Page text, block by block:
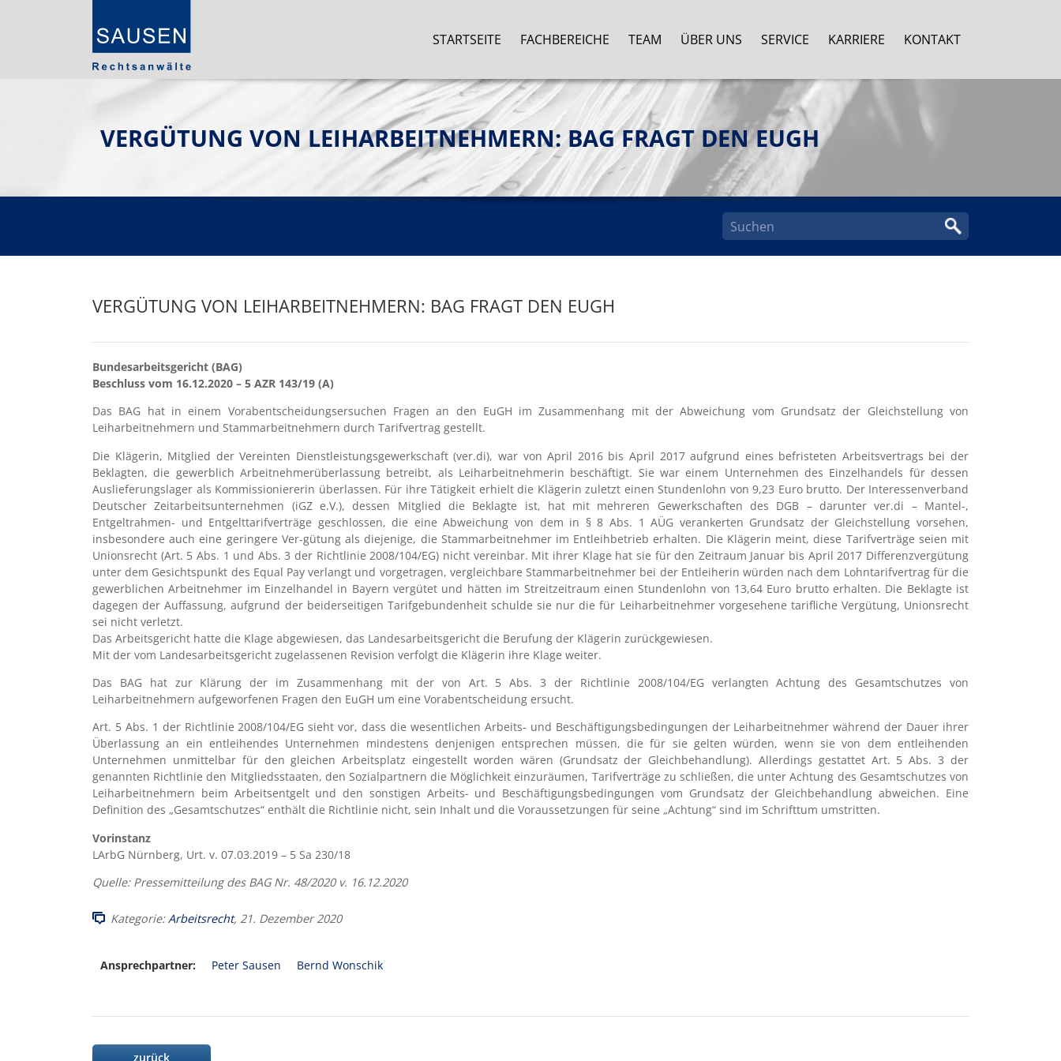
STARTSEITE FACHBEREICHE TEAM ÜBER UNS SERVICE KARRIERE KONTAKT
VERGÜTUNG VON LEIHARBEITNEHMERN: BAG FRAGT DEN EUGH
VERGÜTUNG VON LEIHARBEITNEHMERN: BAG FRAGT DEN EUGH
Bundesarbeitsgericht (BAG)
Beschluss vom 16.12.2020 – 5 AZR 143/19 (A)
Das BAG hat in einem Vorabentscheidungsersuchen Fragen an den EuGH im Zusammenhang mit der Abweichung vom Grundsatz der Gleichstellung von
Leiharbeitnehmern und Stammarbeitnehmern durch Tarifvertrag gestellt.
Die Klägerin, Mitglied der Vereinten Dienstleistungsgewerkschaft (ver.di), war von April 2016 bis April 2017 aufgrund eines befristeten Arbeitsvertrags bei der
Beklagten, die gewerblich Arbeitnehmerüberlassung betreibt, als Leiharbeitnehmerin beschäftigt. Sie war einem Unternehmen des Einzelhandels für dessen
Auslieferungslager als Kommissioniererin überlassen. Für ihre Tätigkeit erhielt die Klägerin zuletzt einen Stundenlohn von 9,23 Euro brutto. Der Interessenverband
Deutscher Zeitarbeitsunternehmen (iGZ e.V.), dessen Mitglied die Beklagte ist, hat mit mehreren Gewerkschaften des DGB – darunter ver.di – Mantel-,
Entgeltrahmen- und Entgelttarifverträge geschlossen, die eine Abweichung von dem in § 8 Abs. 1 AÜG verankerten Grundsatz der Gleichstellung vorsehen,
insbesondere auch eine geringere Ver-gütung als diejenige, die Stammarbeitnehmer im Entleihbetrieb erhalten. Die Klägerin meint, diese Tarifverträge seien mit
Unionsrecht (Art. 5 Abs. 1 und Abs. 3 der Richtlinie 2008/104/EG) nicht vereinbar. Mit ihrer Klage hat sie für den Zeitraum Januar bis April 2017 Differenzvergütung
unter dem Gesichtspunkt des Equal Pay verlangt und vorgetragen, vergleichbare Stammarbeitnehmer bei der Entleiherin würden nach dem Lohntarifvertrag für die
gewerblichen Arbeitnehmer im Einzelhandel in Bayern vergütet und hätten im Streitzeitraum einen Stundenlohn von 13,64 Euro brutto erhalten. Die Beklagte ist
dagegen der Auffassung, aufgrund der beiderseitigen Tarifgebundenheit schulde sie nur die für Leiharbeitnehmer vorgesehene tarifliche Vergütung, Unionsrecht
sei nicht verletzt.
Das Arbeitsgericht hatte die Klage abgewiesen, das Landesarbeitsgericht die Berufung der Klägerin zurückgewiesen.
Mit der vom Landesarbeitsgericht zugelassenen Revision verfolgt die Klägerin ihre Klage weiter.
Das BAG hat zur Klärung der im Zusammenhang mit der von Art. 5 Abs. 3 der Richtlinie 2008/104/EG verlangten Achtung des Gesamtschutzes von
Leiharbeitnehmern aufgeworfenen Fragen den EuGH um eine Vorabentscheidung ersucht.
Art. 5 Abs. 1 der Richtlinie 2008/104/EG sieht vor, dass die wesentlichen Arbeits- und Beschäftigungsbedingungen der Leiharbeitnehmer während der Dauer ihrer
Überlassung an ein entleihendes Unternehmen mindestens denjenigen entsprechen müssen, die für sie gelten würden, wenn sie von dem entleihenden
Unternehmen unmittelbar für den gleichen Arbeitsplatz eingestellt worden wären (Grundsatz der Gleichbehandlung). Allerdings gestattet Art. 5 Abs. 3 der
genannten Richtlinie den Mitgliedsstaaten, den Sozialpartnern die Möglichkeit einzuräumen, Tarifverträge zu schließen, die unter Achtung des Gesamtschutzes von
Leiharbeitnehmern beim Arbeitsentgelt und den sonstigen Arbeits- und Beschäftigungsbedingungen vom Grundsatz der Gleichbehandlung abweichen. Eine
Definition des „Gesamtschutzes“ enthält die Richtlinie nicht, sein Inhalt und die Voraussetzungen für seine „Achtung“ sind im Schrifttum umstritten.
Vorinstanz
LArbG Nürnberg, Urt. v. 07.03.2019 – 5 Sa 230/18
Quelle: Pressemitteilung des BAG Nr. 48/2020 v. 16.12.2020
Kategorie:Arbeitsrecht, 21. Dezember 2020
Ansprechpartner: Peter Sausen Bernd Wonschik
zurück